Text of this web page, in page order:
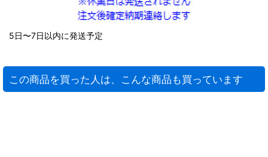
5日〜7日以内に発送予定
この商品を買った人は、こんな商品も買っています